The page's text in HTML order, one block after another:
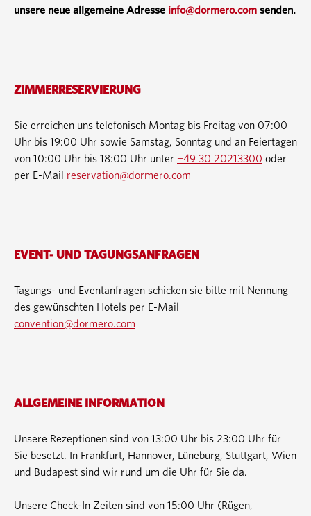
unsere neue allgemeine Adresse info@dormero.com senden.
ZIMMERRESERVIERUNG
Sie erreichen uns telefonisch Montag bis Freitag von 07:00
Uhr bis 19:00 Uhr sowie Samstag, Sonntag und an Feiertagen
von 10:00 Uhr bis 18:00 Uhr unter +49 30 20213300 oder
per E-Mail reservation@dormero.com
EVENT- UND TAGUNGSANFRAGEN
Tagungs- und Eventanfragen schicken sie bitte mit Nennung
des gewünschten Hotels per E-Mail
convention@dormero.com
ALLGEMEINE INFORMATION
Unsere Rezeptionen sind von 13:00 Uhr bis 23:00 Uhr für
Sie besetzt. In Frankfurt, Hannover, Lüneburg, Stuttgart, Wien
und Budapest sind wir rund um die Uhr für Sie da.
Unsere Check-In Zeiten sind von 15:00 Uhr (Rügen,